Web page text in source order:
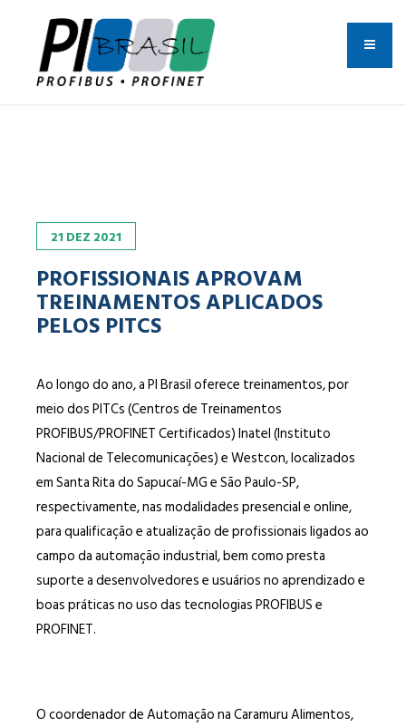
21DEZ 2021
PROFISSIONAIS APROVAM
TREINAMENTOS APLICADOS
PELOS PITCS
Ao longo do ano, a PI Brasil oferece treinamentos, por
meio dos PITCs (Centros de Treinamentos
PROFIBUS/PROFINET Certificados) Inatel (Instituto
Nacional de Telecomunicações) e Westcon, localizados
em Santa Rita do Sapucaí-MG e São Paulo-SP,
respectivamente, nas modalidades presencial e online,
para qualificação e atualização de profissionais ligados ao
campo da automação industrial, bem como presta
suporte a desenvolvedores e usuários no aprendizado e
boas práticas no uso das tecnologias PROFIBUS e
PROFINET.
O coordenador de Automação na Caramuru Alimentos,